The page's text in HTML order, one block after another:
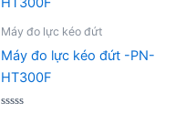
Máy đo lực kéo đứt
Máy đo lực kéo đứt -PN-
HT300F